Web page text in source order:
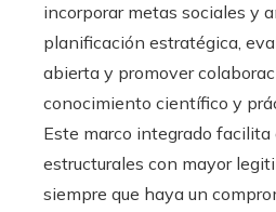
incorporar metas sociales y
planificación estratégica,
abierta y promover
conocimiento científico y
Este marco integrado facilita
estructurales con mayor
siempre que haya un